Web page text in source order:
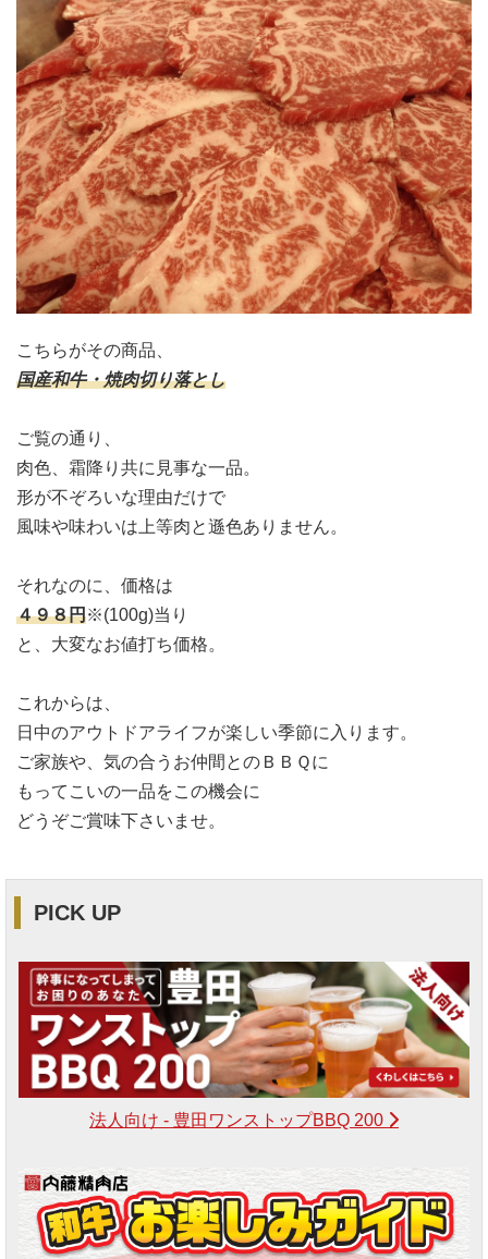
こちらがその商品、
国産和牛・焼肉切り落とし
ご覧の通り、
肉色、霜降り共に見事な一品。
形が不ぞろいな理由だけで
風味や味わいは上等肉と遜色ありません。
それなのに、価格は
４９８円※(100g)当り
と、大変なお値打ち価格。
これからは、
日中のアウトドアライフが楽しい季節に入ります。
ご家族や、気の合うお仲間とのＢＢＱに
もってこいの一品をこの機会に
どうぞご賞味下さいませ。
PICK UP
法人向け - 豊田ワンストップBBQ 200